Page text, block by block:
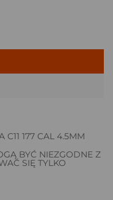
177 CAL 4.5MM
BYĆ NIEZGODNE Z
SIĘ TYLKO